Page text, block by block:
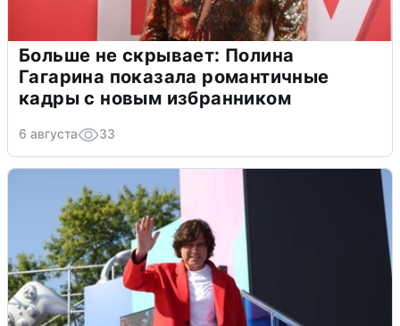
Больше не скрывает: Полина
Гагарина показала романтичные
кадры с новым избранником
6 августа 33